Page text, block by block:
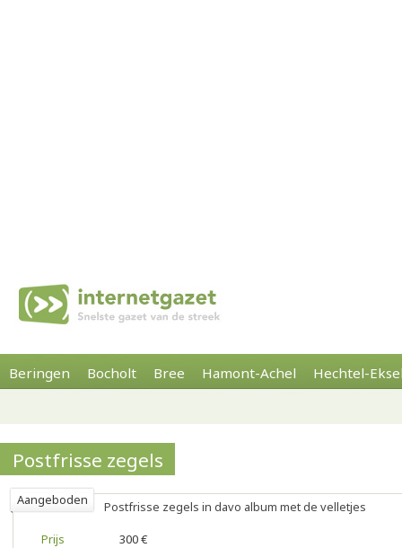
Beringen Bocholt Bree Hamont-Achel Hechtel-
Postfrisse zegels
Aangeboden
Postfrisse zegels in davo album met de velletjes
Prijs
300 €